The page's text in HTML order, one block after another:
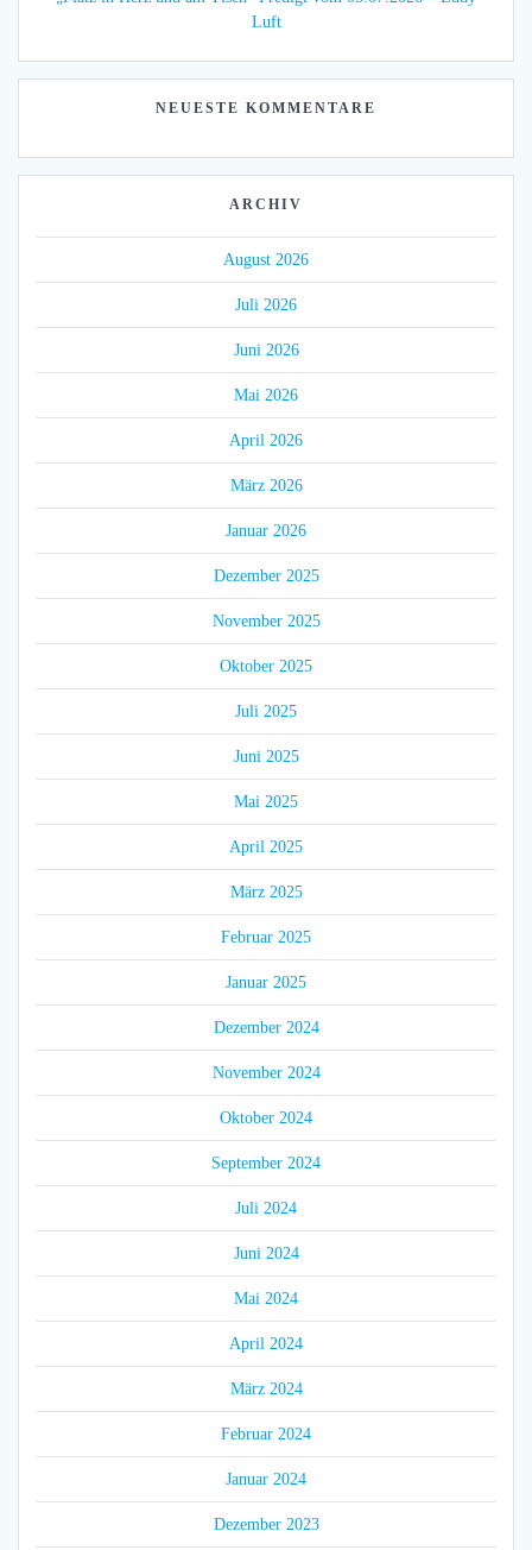
Luft
NEUESTE KOMMENTARE
ARCHIV
August 2026
Juli 2026
Juni 2026
Mai 2026
April 2026
März 2026
Januar 2026
Dezember 2025
November 2025
Oktober 2025
Juli 2025
Juni 2025
Mai 2025
April 2025
März 2025
Februar 2025
Januar 2025
Dezember 2024
November 2024
Oktober 2024
September 2024
Juli 2024
Juni 2024
Mai 2024
April 2024
März 2024
Februar 2024
Januar 2024
Dezember 2023